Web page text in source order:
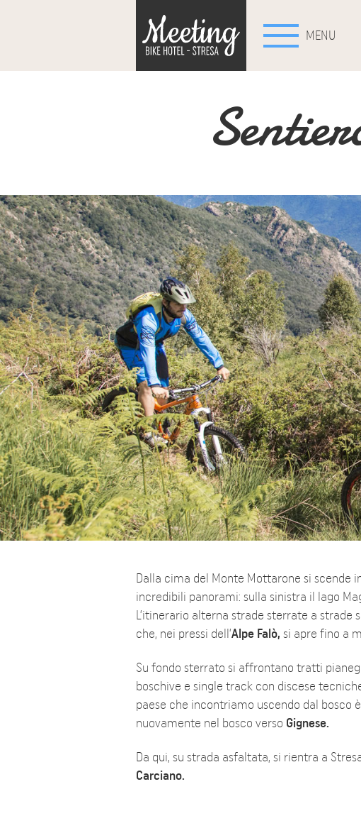
MENU
Dalla cima del Monte Mottarone si scende
incredibili panorami: sulla sinistra il lago
L’itinerario alterna strade sterrate a
che, nei pressi dell’Alpe Falò, si apre fino a
Su fondo sterrato si affrontano tratti
boschive e single track con discese
paese che incontriamo uscendo dal bosco è
nuovamente nel bosco verso Gignese.
Da qui, su strada asfaltata, si rientra a
Carciano.